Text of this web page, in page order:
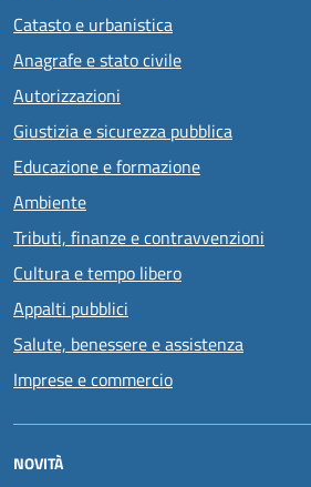
Catasto e urbanistica
Anagrafe e stato civile
Autorizzazioni
Giustizia e sicurezza pubblica
Educazione e formazione
Ambiente
Tributi, finanze e contravvenzioni
Cultura e tempo libero
Appalti pubblici
Salute, benessere e assistenza
Imprese e commercio
NOVITÀ